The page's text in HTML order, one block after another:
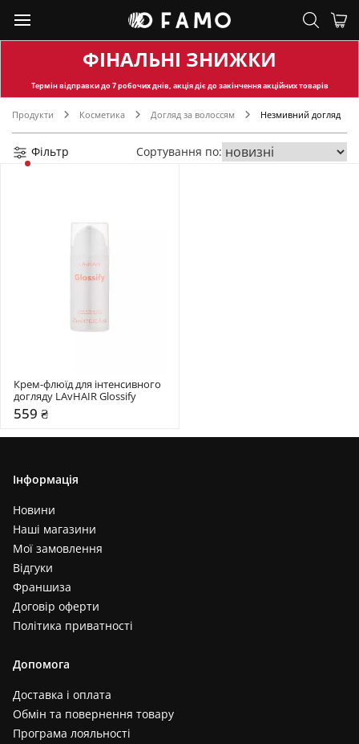
ФІНАЛЬНІ ЗНИЖКИ
Термін відправкидо 7 робочих днів, акція діє до закінчення акційних товарів
Продукти Косметика Догляд за волоссям Незмивний догляд
Фільтр Сортування по:
Крем-флюїд для інтенсивного
догляду LAvHAIR Glossify
559 ₴
Інформація
Новини
Наші магазини
Мої замовлення
Відгуки
Франшиза
Договір оферти
Політика приватності
Допомога
Доставка і оплата
Обмін та повернення товару
Програма лояльності